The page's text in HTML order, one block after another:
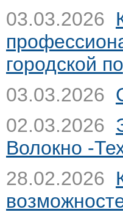
03.03.2026
городской
03.03.2026
02.03.2026
Волокно -
28.02.2026